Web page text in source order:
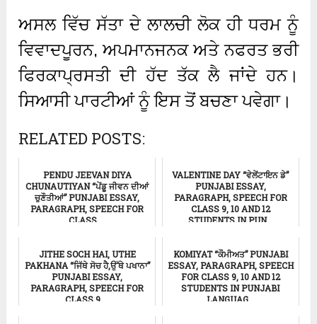
ਅਸਲ ਵਿੱਚ ਸੱਤਾ ਦੇ ਲਾਲਚੀ ਲੋਕ ਹੀ ਧਰਮ ਨੂੰ
ਵਿਵਾਦਪੂਰਨ, ਅਪਮਾਨਜਨਕ ਅਤੇ ਨਫਰਤ ਭਰੀ
ਫਿਰਕਾਪ੍ਰਸਤੀ ਦੀ ਹੱਦ ਤੱਕ ਲੈ ਜਾਂਦੇ ਹਨ।
ਸਿਆਸੀ ਪਾਰਟੀਆਂ ਨੂੰ ਇਸ ਤੋਂ ਬਚਣਾ ਪਵੇਗਾ।
RELATED POSTS:
PENDU JEEVAN DIYA
CHUNAUTIYAN “ਪੇਂਡੂ ਜੀਵਨ ਦੀਆਂ
ਚੁਣੌਤੀਆਂ” PUNJABI ESSAY,
PARAGRAPH, SPEECH FOR
CLASS ...
VALENTINE DAY “ਵੇਲੇਂਟਾਇਨ ਡੇ”
PUNJABI ESSAY,
PARAGRAPH, SPEECH FOR
CLASS 9, 10 AND 12
STUDENTS IN PUN...
JITHE SOCH HAI, UTHE
PAKHANA “ਜਿੱਥੇ ਸੋਚ ਹੈ,ਉੱਥੇ ਪਖਾਨਾ”
PUNJABI ESSAY,
PARAGRAPH, SPEECH FOR
CLASS 9,...
KOMIYAT “ਕੌਮੀਅਤ” PUNJABI
ESSAY, PARAGRAPH, SPEECH
FOR CLASS 9, 10 AND 12
STUDENTS IN PUNJABI
LANGUAG...